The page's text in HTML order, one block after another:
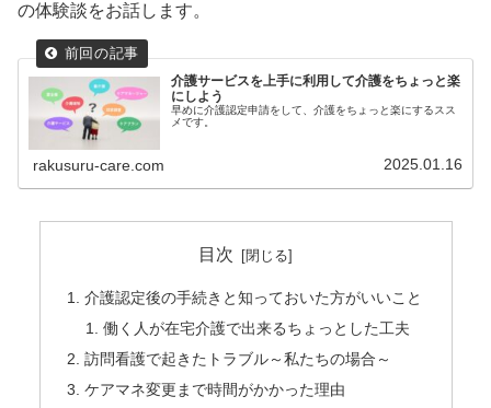
の体験談をお話します。
介護サービスを上手に利用して介護をちょっと楽
にしよう
早めに介護認定申請をして、介護をちょっと楽にするスス
メです。
rakusuru-care.com 2025.01.16
目次
介護認定後の手続きと知っておいた方がいいこと
働く人が在宅介護で出来るちょっとした工夫
訪問看護で起きたトラブル～私たちの場合～
ケアマネ変更まで時間がかかった理由